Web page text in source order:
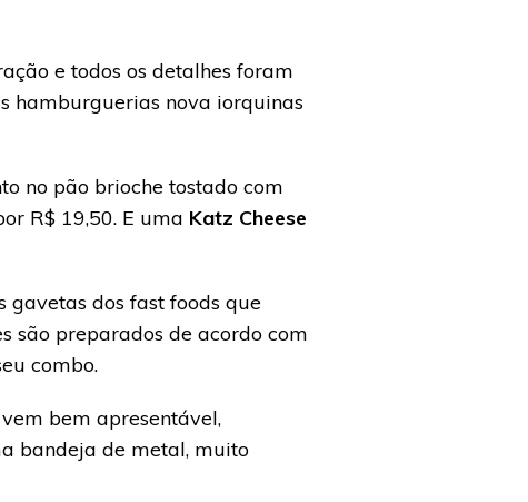
e todos os detalhes foram
hamburguerias nova iorquinas
no pão brioche tostado com
R$ 19,50. E uma Katz Cheese
gavetas dos fast foods que
são preparados de acordo com
combo.
bem apresentável,
bandeja de metal, muito